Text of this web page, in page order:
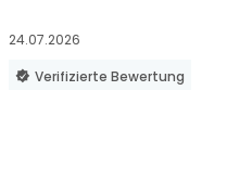
24.07.2026
Verifizierte Bewertung